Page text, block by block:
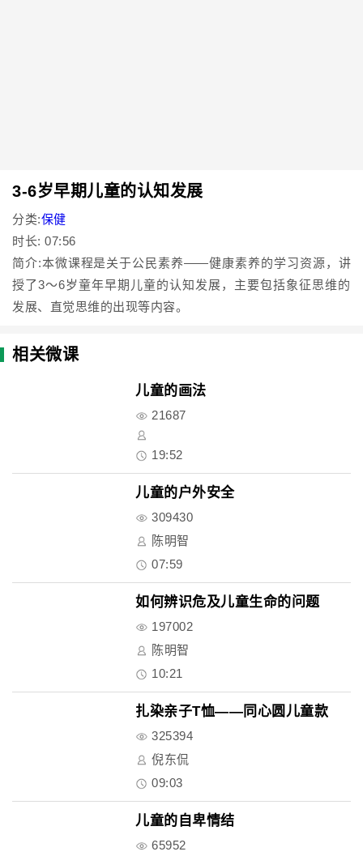
3-6岁早期儿童的认知发展
分类:保健
时长: 07:56
简介:本微课程是关于公民素养——健康素养的学习资源，讲
授了3～6岁童年早期儿童的认知发展，主要包括象征思维的
发展、直觉思维的出现等内容。
相关微课
儿童的画法
21687
19:52
儿童的户外安全
309430
陈明智
07:59
如何辨识危及儿童生命的问题
197002
陈明智
10:21
扎染亲子T恤——同心圆儿童款
325394
倪东侃
09:03
儿童的自卑情结
65952